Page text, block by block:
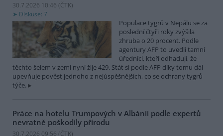
30.7.2026 10:46 (ČTK)
Diskuse: 7
Populace tygrů v Nepálu se za
poslední čtyři roky zvýšila
zhruba o 20 procent. Podle
agentury AFP to uvedli tamní
úředníci, kteří odhadují, že
těchto šelem v zemi nyní žije 429. Stát si podle AFP díky tomu dál
upevňuje pověst jednoho z nejúspěšnějších, co se ochrany tygrů
týče.
Práce na hotelu Trumpových v Albánii podle expertů
nevratně poškodily přírodu
30.7.2026 09:56 (ČTK)